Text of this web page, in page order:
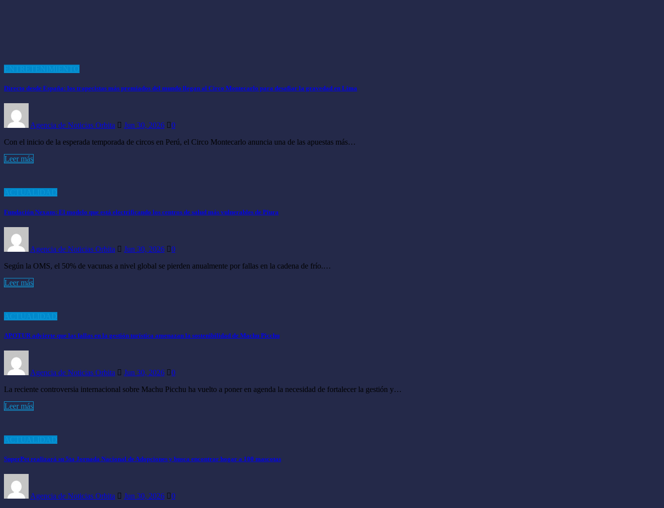
Directo desde España: los trapecistas más premiados del mundo llegan al Circo Montecarlo para desafiar la gravedad en Lima
Agencia de Noticias Orbita Jun 30, 2026
0
Con el inicio de la esperada temporada de circos en Perú, el Circo Montecarlo anuncia una de las apuestas más…
Leer más
Fundación Nexans: El modelo que está electrificando los centros de salud más vulnerables de Piura
Agencia de Noticias Orbita Jun 30, 2026
0
Según la OMS, el 50% de vacunas a nivel global se pierden anualmente por fallas en la cadena de frío.…
Leer más
APOTUR advierte que las fallas en la gestión turística amenazan la sostenibilidad de Machu Picchu
Agencia de Noticias Orbita Jun 30, 2026
0
La reciente controversia internacional sobre Machu Picchu ha vuelto a poner en agenda la necesidad de fortalecer la gestión y…
Leer más
SuperPet realizará su 5ta Jornada Nacional de Adopciones y busca encontrar hogar a 100 mascotas
Agencia de Noticias Orbita Jun 30, 2026
0